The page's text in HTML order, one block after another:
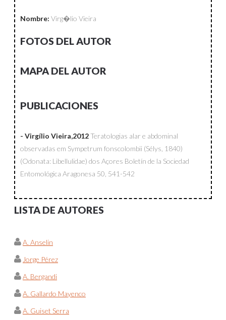
Nombre: Virg�lio Vieira
FOTOS DEL AUTOR
MAPA DEL AUTOR
PUBLICACIONES
- Virgílio Vieira,2012Teratologias alar e abdominal
observadas em Sympetrum fonscolombii (Sélys, 1840)
(Odonata: Libellulidae) dos Açores Boletín de la Sociedad
Entomológica Aragonesa 50, 541-542
LISTA DE AUTORES
A. Anselin
Jorge Pérez
A. Bergandi
A. Gallardo Mayenco
A. Guiset Serra